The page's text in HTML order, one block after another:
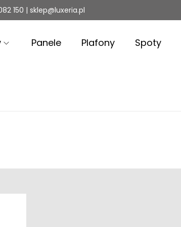
150 | sklep@luxeria.pl
Panele Plafony Spoty